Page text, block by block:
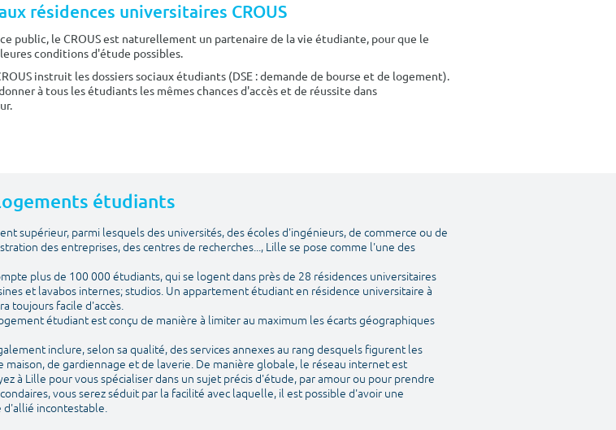
résidences universitaires CROUS
public, le CROUS est naturellement un partenaire de la vie étudiante, pour que le
conditions d'étude possibles.
instruit les dossiers sociaux étudiants (DSE : demande de bourse et de logement).
à tous les étudiants les mêmes chances d'accès et de réussite dans
étudiants
supérieur, parmi lesquels des universités, des écoles d'ingénieurs, de commerce ou de
des entreprises, des centres de recherches..., Lille se pose comme l'une des
plus de 100 000 étudiants, qui se logent dans près de 28 résidences universitaires
et lavabos internes; studios. Un appartement étudiant en résidence universitaire à
toujours facile d'accès.
étudiant est conçu de manière à limiter au maximum les écarts géographiques
inclure, selon sa qualité, des services annexes au rang desquels figurent les
de gardiennage et de laverie. De manière globale, le réseau internet est
à Lille pour vous spécialiser dans un sujet précis d'étude, par amour ou pour prendre
vous serez séduit par la facilité avec laquelle, il est possible d'avoir une
d'allié incontestable.